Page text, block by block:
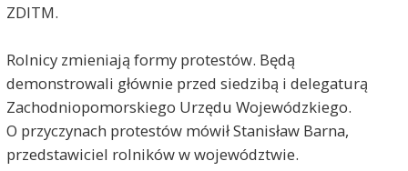
ZDITM.
Rolnicy zmieniają formy protestów. Będą
demonstrowali głównie przed siedzibą i delegaturą
Zachodniopomorskiego Urzędu Wojewódzkiego.
O przyczynach protestów mówił Stanisław Barna,
przedstawiciel rolników w województwie.